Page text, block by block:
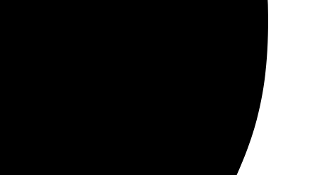
Всё сделано качественно, цвет яркий, фото радует
быстро получили. Очень рады результату!